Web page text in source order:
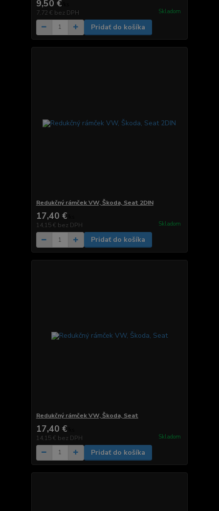
9,50 €
7,72 € bez DPH Skladom
Pridať do košíka
Redukčný rámček VW, Škoda, Seat 2DIN
17,40 €
14,15 € bez DPH Skladom
Pridať do košíka
Redukčný rámček VW, Škoda, Seat
17,40 €
14,15 € bez DPH Skladom
Pridať do košíka